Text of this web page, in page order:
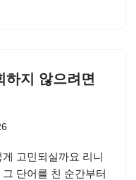
하지 않으려면
고민되실까요 리니
단어를 친 순간부터